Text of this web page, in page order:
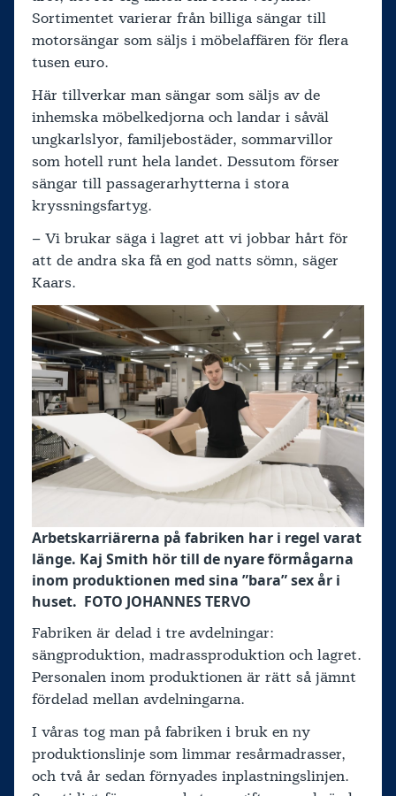
Sortimentet varierar från billiga sängar till
motorsängar som säljs i möbelaffären för flera
tusen euro.
Här tillverkar man sängar som säljs av de
inhemska möbelkedjorna och landar i såväl
ungkarlslyor, familjebostäder, sommarvillor
som hotell runt hela landet. Dessutom förser
sängar till passagerarhytterna i stora
kryssningsfartyg.
– Vi brukar säga i lagret att vi jobbar hårt för
att de andra ska få en god natts sömn, säger
Kaars.
Arbetskarriärerna på fabriken har i regel varat
länge. Kaj Smith hör till de nyare förmågarna
inom produktionen med sina ”bara” sex år i
huset. FOTO JOHANNES TERVO
Fabriken är delad i tre avdelningar:
sängproduktion, madrassproduktion och lagret.
Personalen inom produktionen är rätt så jämnt
fördelad mellan avdelningarna.
I våras tog man på fabriken i bruk en ny
produktionslinje som limmar resårmadrasser,
och två år sedan förnyades inplastningslinjen.